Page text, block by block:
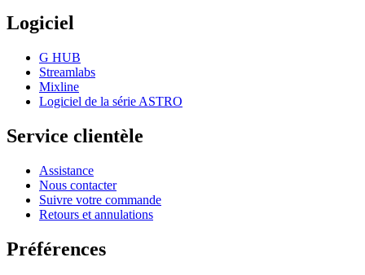
Logiciel
G HUB
Streamlabs
Mixline
Logiciel de la série ASTRO
Service clientèle
Assistance
Nous contacter
Suivre votre commande
Retours et annulations
Préférences